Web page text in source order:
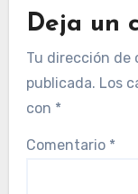
Deja un
Tu dirección de
publicada. Los
con *
Comentario *